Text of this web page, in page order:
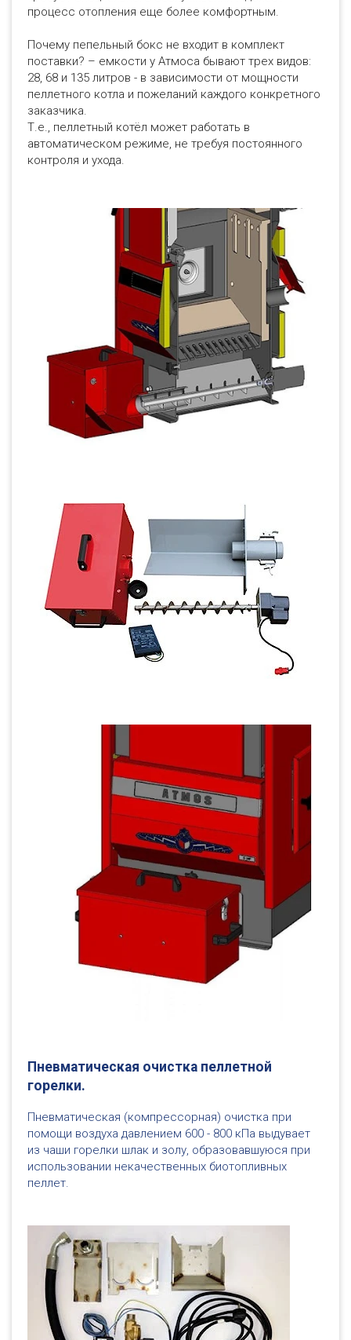
процесс отопления еще более комфортным.
Почему пепельный бокс не входит в комплект
поставки? – емкости у Атмоса бывают трех видов:
28, 68 и 135 литров - в зависимости от мощности
пеллетного котла и пожеланий каждого конкретного
заказчика.
Т.е., пеллетный котёл может работать в
автоматическом режиме, не требуя постоянного
контроля и ухода.
Пневматическая очистка пеллетной
горелки.
Пневматическая (компрессорная) очистка при
помощи воздуха давлением 600 - 800 кПа выдувает
из чаши горелки шлак и золу, образовавшуюся при
использовании некачественных биотопливных
пеллет.